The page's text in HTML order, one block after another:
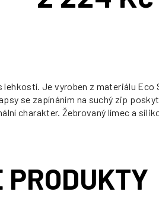
Je vyroben z materiálu
se zapínáním na suchý zip
charakter. Žebrovaný límec a